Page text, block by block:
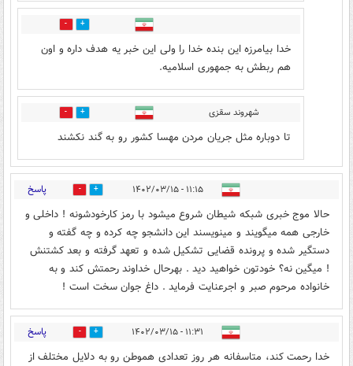
6
خدا بیامرزه این بنده خدا را ولی این خبر یه هدف داره و اون
هم ربطش به جمهوری اسلامیه.
شهروند سقزی 7
تا دوباره مثل جریان مردن مهسا کشور رو به گند نکشند
۱۱:۱۵ - ۱۴۰۲/۰۳/۱۵ 26 پاسخ
حالا موج خبری شبکه شیطان شروع میشود با رمز کارخودشونه ! داخلی و
خارجی همه میگویند و مینویسند این دانشجو چه کرده و چه گفته و
دستگیر شده و پرونده قضایی تشکیل شده و تعهد گرفته و بعد کشتنش
! میگین نه؟ خودتون خواهید دید . بهرحال خداوند رحمتش کند و به
خانواده مرحوم صبر و اجرعنایت فرماید . داغ جوان سخت است !
۱۱:۳۱ - ۱۴۰۲/۰۳/۱۵ 56 پاسخ
خدا رحمت کند، متاسفانه هر روز تعدادی هموطن رو به دلایل مختلف از